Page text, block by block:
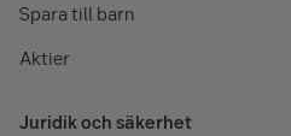
Spara till barn
Aktier
Juridik och säkerhet